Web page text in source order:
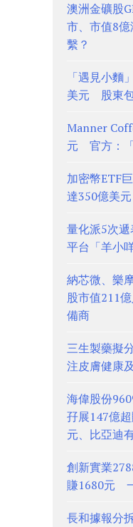
澳洲金礦股
市、市值8
繫？
「遇見小麵
美元 股東
Manner
元 官方：「
加密幣ETF
達350億美
量化派5次
平台「羊小
納芯微、樂
股市值211
備商
三生製藥擬
注皮膚健康
海偉股份
孖展147億
元、比亞迪
創新實業
賺1680元
長和據報分